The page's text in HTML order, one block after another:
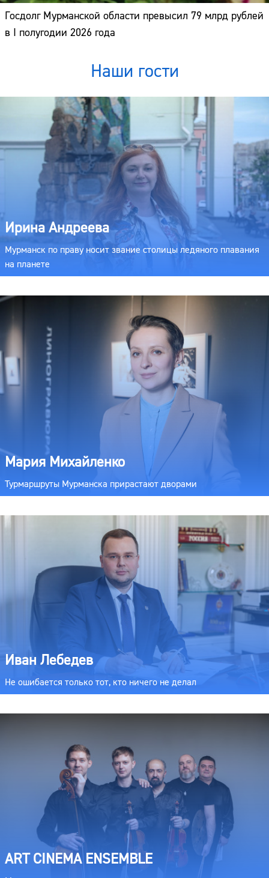
Госдолг Мурманской области превысил 79 млрд рублей
в I полугодии 2026 года
Наши гости
Ирина Андреева
Мурманск по праву носит звание столицы ледяного плавания
на планете
Мария Михайленко
Турмаршруты Мурманска прирастают дворами
Иван Лебедев
Не ошибается только тот, кто ничего не делал
ART CINEMA ENSEMBLE